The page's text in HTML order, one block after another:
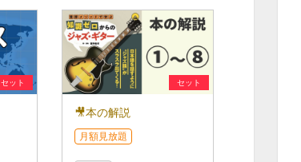
セット セット
🎥本の解説
月額見放題